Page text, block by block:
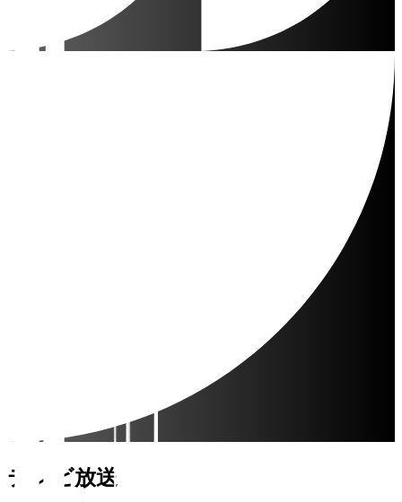
テレビ放送